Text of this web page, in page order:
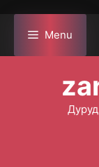
content
Menu